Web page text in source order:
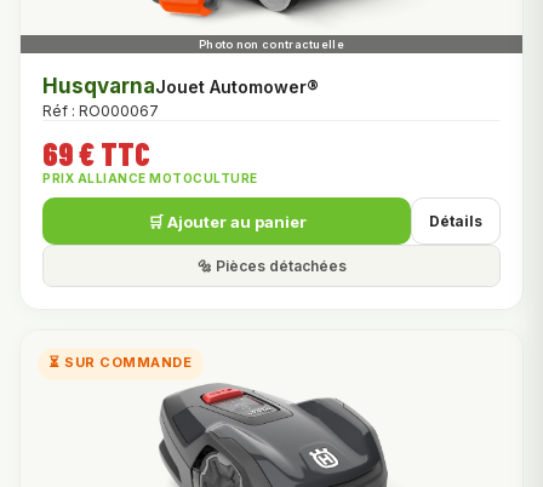
HusqvarnaJouet Automower®
Réf : RO000067
69 € TTC
PRIX ALLIANCE MOTOCULTURE
🛒 Ajouter au panier Détails
🔩 Pièces détachées
⏳ SUR COMMANDE